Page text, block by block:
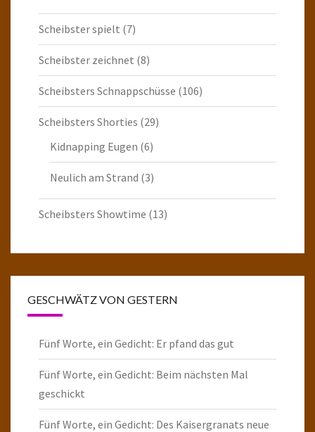
Scheibster spielt (7)
Scheibster zeichnet (8)
Scheibsters Schnappschüsse (106)
Scheibsters Shorties (29)
Kidnapping Eugen (6)
Neulich am Strand (3)
Scheibsters Showtime (13)
GESCHWÄTZ VON GESTERN
Fünf Worte, ein Gedicht: Er pfand das gut
Fünf Worte, ein Gedicht: Beim nächsten Mal
geschickt
Fünf Worte, ein Gedicht: Des Kaisergranats neue